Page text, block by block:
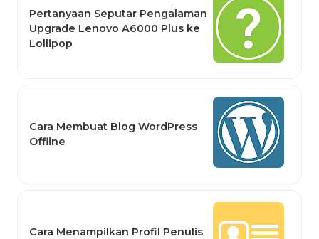
Pertanyaan Seputar Pengalaman
Upgrade Lenovo A6000 Plus ke
Lollipop
Cara Membuat Blog WordPress
Offline
Cara Menampilkan Profil Penulis